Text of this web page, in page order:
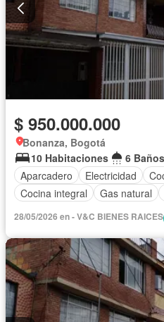
$ 950.000.000
Bonanza, Bogotá
10 Habitaciones
6 Baños
Aparcadero
Electricidad
Cocina integral
Gas natural
28/05/2026 en - V&C BIENES RAICES